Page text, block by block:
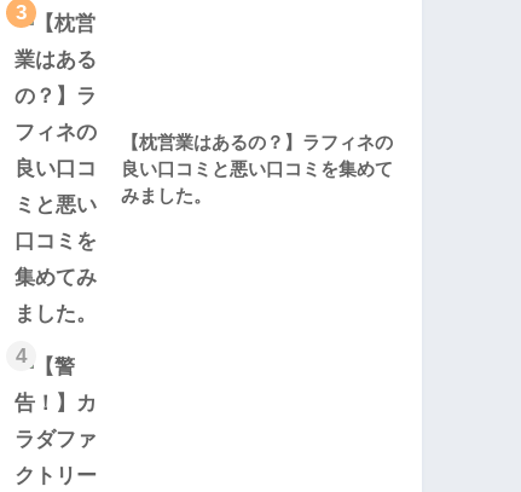
3
【枕営業はあるの？】ラフィネの
良い口コミと悪い口コミを集めて
みました。
4